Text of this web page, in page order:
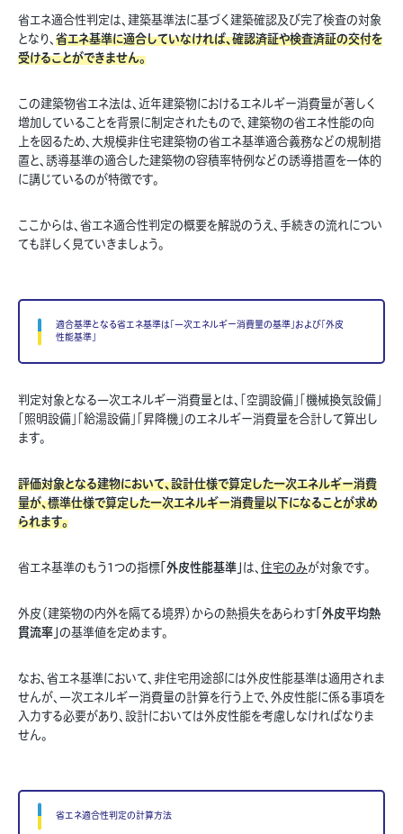
省エネ適合性判定は、建築基準法に基づく建築確認及び完了検査の対象
となり、 省エネ基準に適合していなければ、確認済証や検査済証の交付を
受けることができません。
この建築物省エネ法は、近年建築物におけるエネルギー消費量が著しく
増加していることを背景に制定されたもので、建築物の省エネ性能の向
上を図るため、大規模非住宅建築物の省エネ基準適合義務などの規制措
置と、誘導基準の適合した建築物の容積率特例などの誘導措置を一体的
に講じているのが特徴です。
ここからは、省エネ適合性判定の概要を解説のうえ、手続きの流れについ
ても詳しく見ていきましょう。
適合基準となる省エネ基準は「一次エネルギー消費量の基準」および「外皮
性能基準」
判定対象となる一次エネルギー消費量とは、「空調設備」「機械換気設備」
「照明設備」「給湯設備」「昇降機」のエネルギー消費量を合計して算出し
ます。
評価対象となる建物において、設計仕様で算定した一次エネルギー消費
量が、標準仕様で算定した一次エネルギー消費量以下になることが求め
られます。
省エネ基準のもう1つの指標 「外皮性能基準」は、 住宅のみが対象です。
外皮（建築物の内外を隔てる境界）からの熱損失をあらわす 「外皮平均熱
貫流率」の基準値を定めます。
なお、省エネ基準において、非住宅用途部には外皮性能基準は適用されま
せんが、一次エネルギー消費量の計算を行う上で、外皮性能に係る事項を
入力する必要があり、設計においては外皮性能を考慮しなければなりま
せん。
省エネ適合性判定の計算方法